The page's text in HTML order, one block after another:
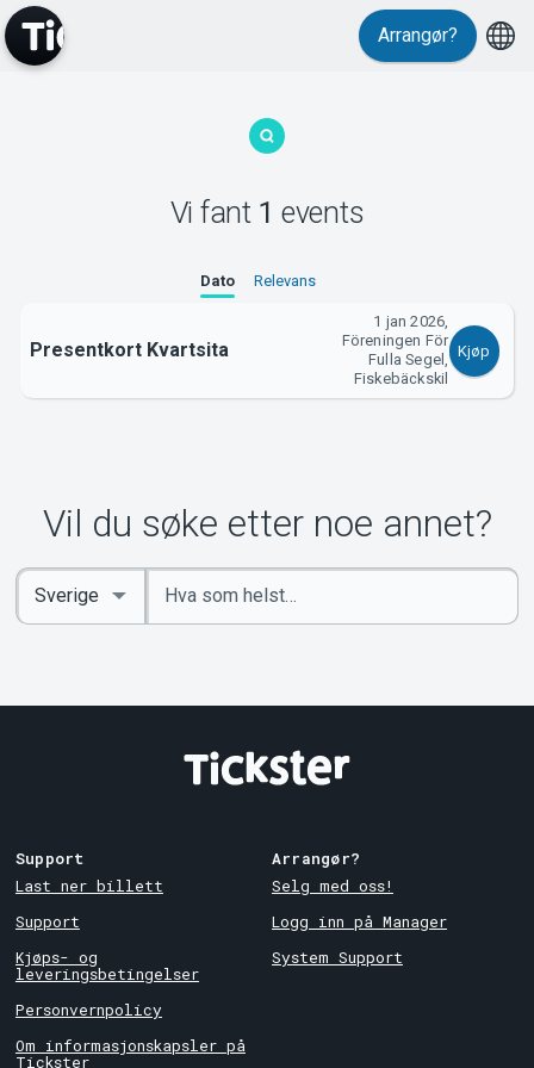
MyTickster
Support
Arrangør?
Vi fant 1 events
Dato Relevans
Presentkort Kvartsita
1 jan 2026,
Föreningen För
Fulla Segel,
Fiskebäckskil
Kjøp
Vil du søke etter noe annet?
Angi
nøkkelord
Select
Country
Support
Last ner billett
Support
Kjøps- og
leveringsbetingelser
Personvernpolicy
Om informasjonskapsler på
Tickster
Arrangør?
Selg med oss!
Logg inn på Manager
System Support